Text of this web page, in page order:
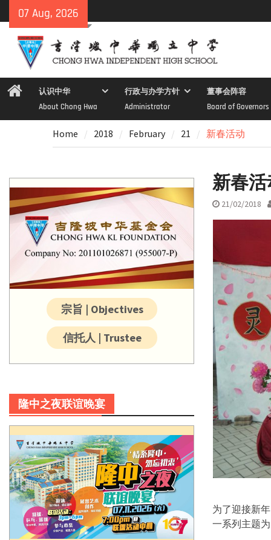
to
content
07 Aug, 2026
Home认识中华
About Chong Hwa
行政与办学方针
Administrator
董事会阵容
Board of Governors
Home 2018 February 21 新春活动
新春
21/02/2018
为了迎接新
一系列主题
宗旨 | Objectives
信托人 | Trustee
隆中之夜联谊晚宴